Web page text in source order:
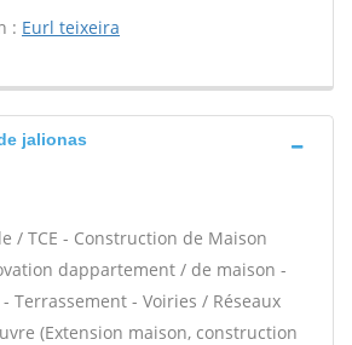
: Eurl teixeira
jalionas
/ TCE - Construction de Maison
dappartement / de maison -
Terrassement - Voiries / Réseaux
(Extension maison, construction